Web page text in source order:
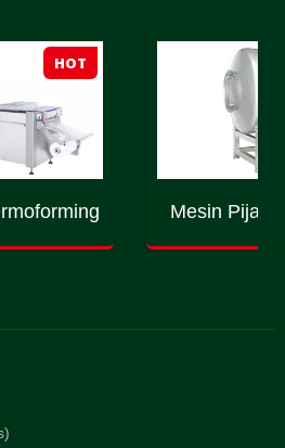
HOT
Mesin Pijat